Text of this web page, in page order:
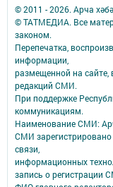
© 2011 - 2026. Арча
© ТАТМЕДИА. Все
законом.
Перепечатка,
информации,
размещенной на сайте,
редакций СМИ.
При поддержке
коммуникациям.
Наименование СМИ:
СМИ
связи,
информационных
запись о